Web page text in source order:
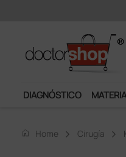
DIAGNÓSTICO
home Home Cirugía